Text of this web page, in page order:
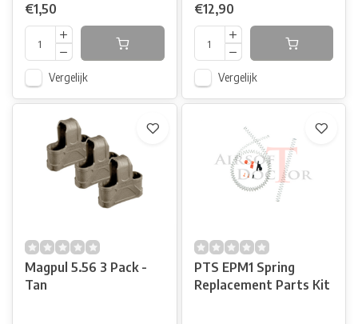
€1,50
Vergelijk
€12,90
Vergelijk
Magpul 5.56 3 Pack -
Tan
PTS EPM1 Spring
Replacement Parts Kit